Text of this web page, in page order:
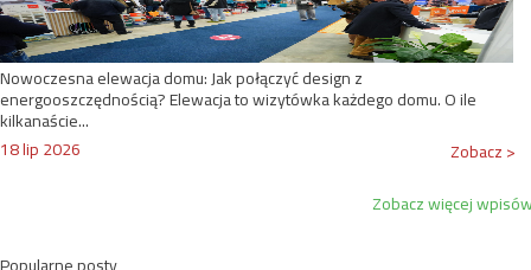
Nowoczesna elewacja domu: Jak połączyć design z
energooszczędnością? Elewacja to wizytówka każdego domu. O ile
kilkanaście...
18 lip 2026
Zobacz >
Zobacz więcej